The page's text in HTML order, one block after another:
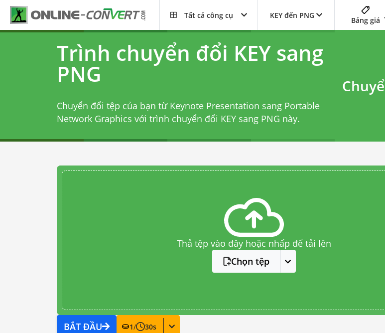
Tất cả công cụ KEY đến PNG
Bảng giá
Trình chuyển đổi KEY sang
PNG
Chuyển đổi tệp của bạn từ Keynote Presentation sang Portable
Network Graphics với trình chuyển đổi KEY sang PNG này.
Thả tệp vào đây hoặc nhấp để tải lên
Chọn tệp
BẮT ĐẦU 1/ 30s